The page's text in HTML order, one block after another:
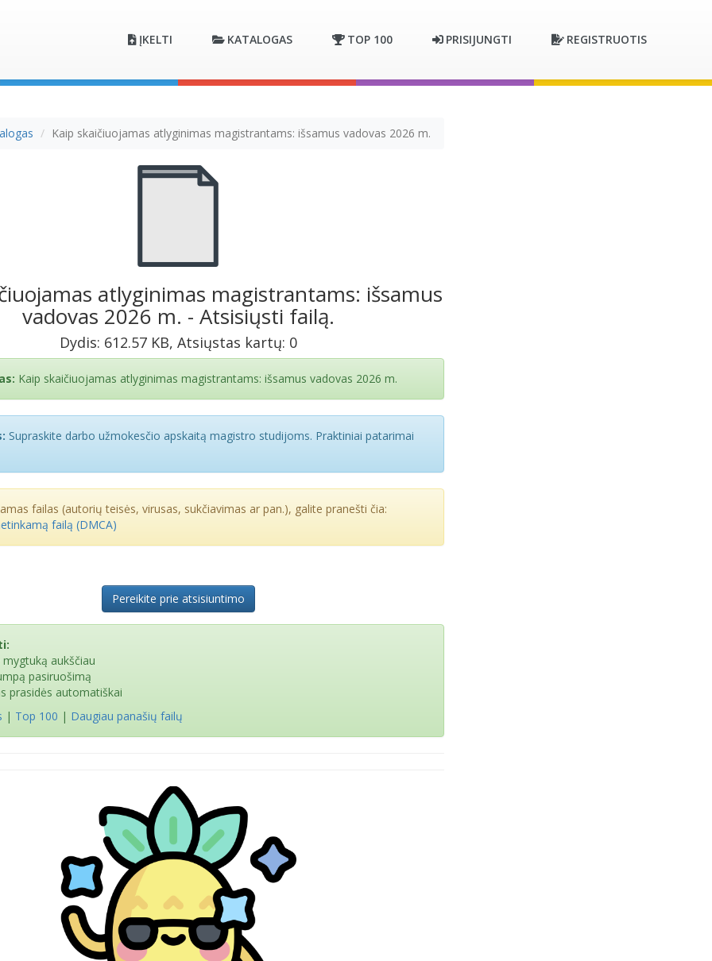
ĮKELTI KATALOGAS TOP 100 PRISIJUNGTI REGISTRUOTIS
Kaip skaičiuojamas atlyginimas magistrantams: išsamus vadovas 2026 m.
atlyginimas magistrantams: išsamus
vadovas 2026 m. - Atsisiųsti failą.
Dydis: 612.57 KB, Atsiųstas kartų: 0
Kaip skaičiuojamas atlyginimas magistrantams: išsamus vadovas 2026 m.
Supraskite darbo užmokesčio apskaitą magistro studijoms. Praktiniai patarimai
failas (autorių teisės, virusas, sukčiavimas ar pan.), galite pranešti čia:
failą (DMCA)
Pereikite prie atsisiuntimo
aukščiau
pasiruošimą
prasidės automatiškai
| Top 100 | Daugiau panašių failų